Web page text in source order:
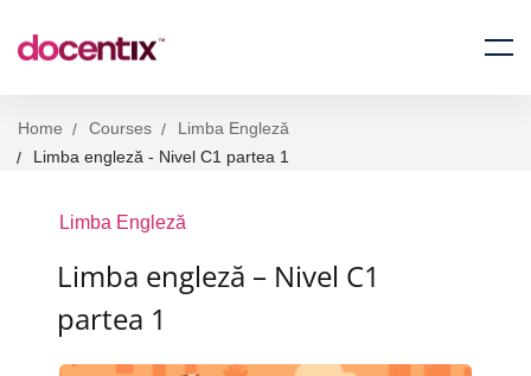
Home Courses
Limba Engleză
Limba engleză - Nivel C1 partea 1
Limba Engleză
Limba engleză – Nivel C1
partea 1